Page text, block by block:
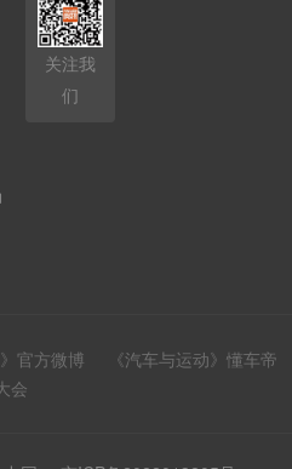
关注我
们
官方微博
《汽车与运动》懂车帝
会